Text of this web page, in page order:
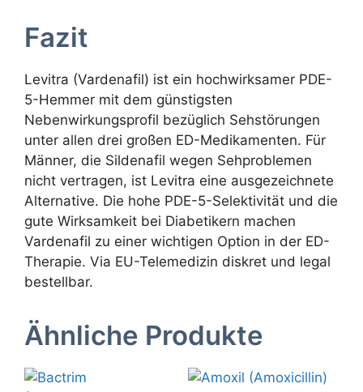
Fazit
Levitra (Vardenafil) ist ein hochwirksamer PDE-
5-Hemmer mit dem günstigsten
Nebenwirkungsprofil bezüglich Sehstörungen
unter allen drei großen ED-Medikamenten. Für
Männer, die Sildenafil wegen Sehproblemen
nicht vertragen, ist Levitra eine ausgezeichnete
Alternative. Die hohe PDE-5-Selektivität und die
gute Wirksamkeit bei Diabetikern machen
Vardenafil zu einer wichtigen Option in der ED-
Therapie. Via EU-Telemedizin diskret und legal
bestellbar.
Ähnliche Produkte